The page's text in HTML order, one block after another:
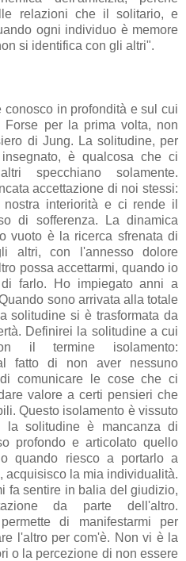
relazioni che il solitario, e
ogni individuo è memore
si identifica con gli altri".
in profondità e sul cui
Forse per la prima volta, non
di Jung. La solitudine, per
è qualcosa che ci
specchiano solamente.
accettazione di noi stessi:
interiorità e ci rende il
di sofferenza. La dinamica
vuoto è la ricerca sfrenata di
altri, con l'annesso dolore
possa accettarmi, quando io
farlo. Ho impiegato anni a
sono arrivata alla totale
solitudine si è trasformata da
Definirei la solitudine a cui
il termine isolamento:
fatto di non aver nessuno
comunicare le cose che ci
valore a certi pensieri che
Questo isolamento è vissuto
la solitudine è mancanza di
profondo e articolato quello
quando riesco a portarlo a
acquisisco la mia individualità.
fa sentire in balia del giudizio,
da parte dell'altro.
di manifestarmi per
l'altro per com'è. Non vi è la
o la percezione di non essere